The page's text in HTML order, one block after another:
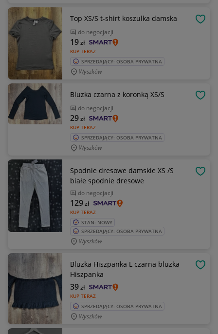
Top XS/S t-shirt koszulka damska
do negocjacji
KUP TERAZ
19zł
SPRZEDAJĄCY: OSOBA PRYWATNA
Wyszków
Bluzka czarna z koronką XS/S
do negocjacji
KUP TERAZ
29zł
SPRZEDAJĄCY: OSOBA PRYWATNA
Wyszków
Spodnie dresowe damskie XS /S
białe spodnie dresowe
do negocjacji
KUP TERAZ
129zł
STAN: NOWY
SPRZEDAJĄCY: OSOBA PRYWATNA
Wyszków
Bluzka Hiszpanka L czarna bluzka
Hiszpanka
KUP TERAZ
39zł
SPRZEDAJĄCY: OSOBA PRYWATNA
Wyszków